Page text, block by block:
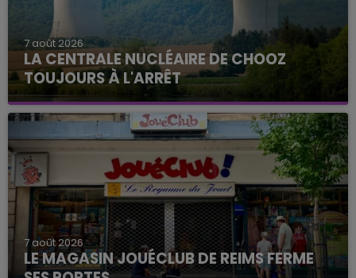
7 août 2026
LA CENTRALE NUCLÉAIRE DE CHOOZ
TOUJOURS À L'ARRÊT
Cela fait déjà une semaine que la centrale
nucléaire ardennaise est à l'arrêt. Une situation
justifiée par la sécheresse intense qui est toujours
présente.
7 août 2026
LE MAGASIN JOUÉCLUB DE REIMS FERME